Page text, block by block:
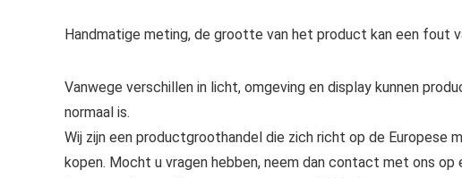
Handmatige meting, de grootte van het product kan een fout
Vanwege verschillen in licht, omgeving en display kunnen
normaal is.
Wij zijn een productgroothandel die zich richt op de Europese
kopen. Mocht u vragen hebben, neem dan contact met ons op